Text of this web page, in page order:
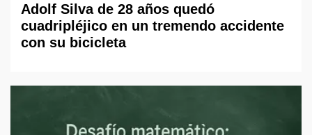
Adolf Silva de 28 años quedó
cuadripléjico en un tremendo accidente
con su bicicleta